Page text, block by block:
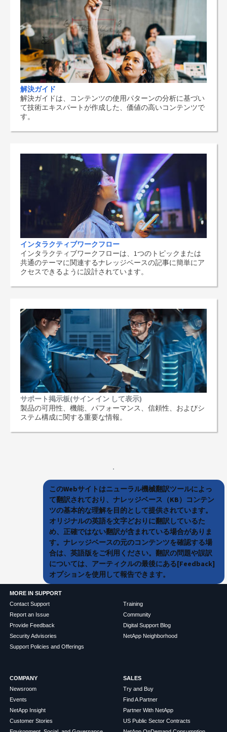
解決ガイド
解決ガイドは、コンテンツの使用パターンの分析に基づい
て技術エキスパートが作成した、価値の高いコンテンツで
す。
インタラクティブワークフロー
インタラクティブワークフローは、1つのトピックまたは
共通のテーマに関連するナレッジベースの記事に簡単にア
クセスできるように設計されています。
サポート掲示板(サイン イン して表示)
製品の可用性、機能、パフォーマンス、信頼性、およびシ
ステム構成に関する重要な情報。
このWebサイトはニューラル機械翻訳ツールによっ
て翻訳されており、ナレッジベース（KB）コンテン
ツの基本的な理解を目的として提供されています。
オリジナルの英語を文字どおりに翻訳しているた
め、正確ではない翻訳が含まれている場合がありま
す。ナレッジベースの元のコンテンツを確認する場
合は、英語版をご利用ください。翻訳の問題や誤訳
については、アーティクルの最後にある[Feedback]
オプションを使用して報告できます。
MORE IN SUPPORT
Contact Support
Report an Issue
Provide Feedback
Security Advisories
Support Policies and Offerings
Training
Community
Digital Support Blog
NetApp Neighborhood
COMPANY
Newsroom
Events
NetApp Insight
Customer Stories
SALES
Try and Buy
Find A Partner
Partner With NetApp
US Public Sector Contracts